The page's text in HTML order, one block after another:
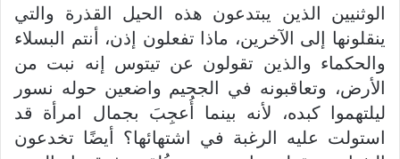
الوثنيين الذين يبتدعون هذه الحيل القذرة والتي
ينقلونها إلى الآخرين، ماذا تفعلون إذن، أنتم البسلاء
والحكماء والذين تقولون عن تيتوس إنه نبت من
الأرض، وتعاقبونه في الجحيم واضعين حوله نسور
ليلتهموا كبده، لأنه بينما أُعجِبَ بجمال امرأة قد
استولت عليه الرغبة في اشتهائها؟ أيضًا تخدعون